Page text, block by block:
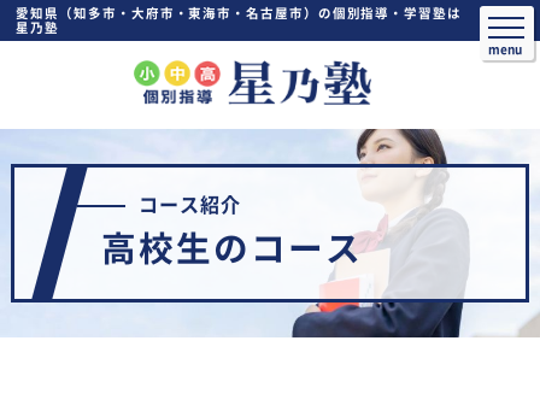
愛知県（知多市・大府市・東海市・名古屋市）の個別指導・学習塾は
星乃塾
コース紹介
高校生のコース